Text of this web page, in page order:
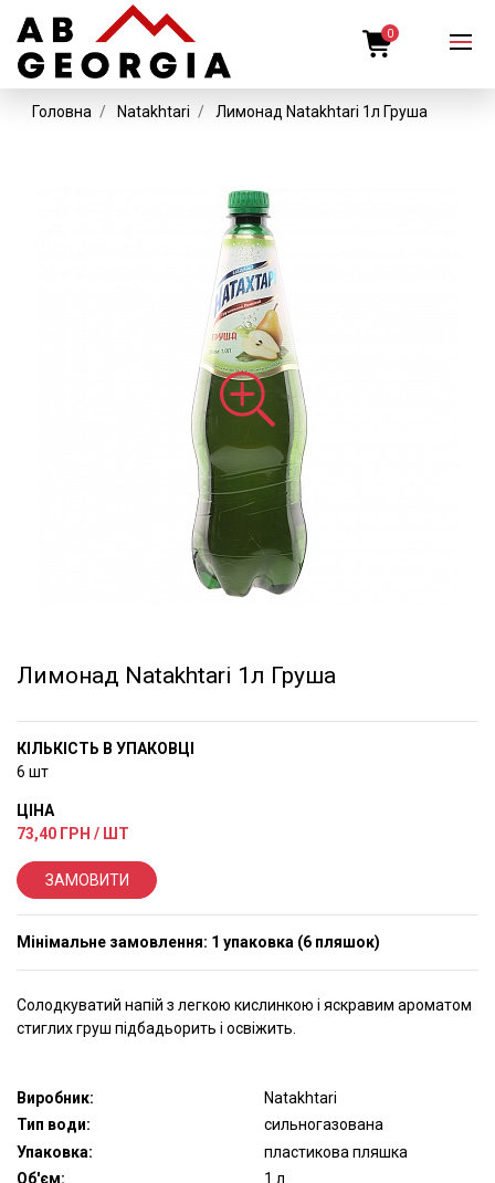
0
Головна Natakhtari Лимонад Natakhtari 1л Груша
Лимонад Natakhtari 1л Груша
КІЛЬКІСТЬ В УПАКОВЦІ
6 шт
ЦІНА
73,40 ГРН / ШТ
ЗАМОВИТИ
Мінімальне замовлення: 1 упаковка (6 пляшок)
Солодкуватий напій з легкою кислинкою і яскравим ароматом
стиглих груш підбадьорить і освіжить.
Виробник:
Natakhtari
Тип води:
сильногазована
Упаковка:
пластикова пляшка
Об'єм:
1 л